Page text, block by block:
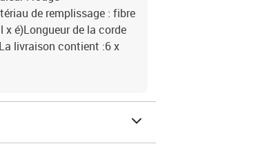
de remplissage : fibre
é)Longueur de la corde
livraison contient :6 x